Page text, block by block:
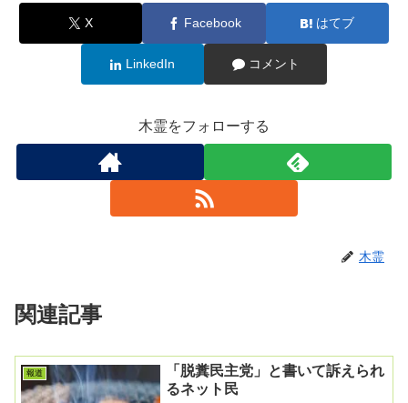
X Facebook はてブ
LinkedIn コメント
木霊をフォローする
木霊
関連記事
報道
「脱糞民主党」と書いて訴えられ
るネット民